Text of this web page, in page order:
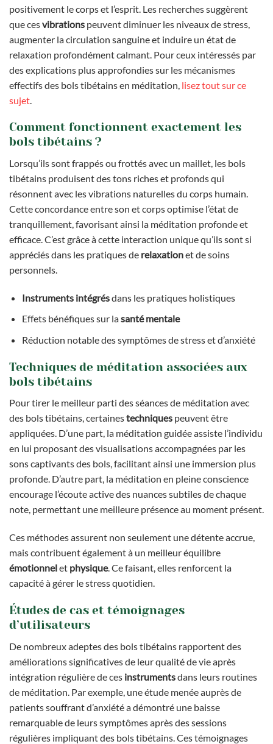
positivement le corps et l’esprit. Les recherches suggèrent
que cesvibrations peuvent diminuer les niveaux de stress,
augmenter la circulation sanguine et induire un état de
relaxation profondément calmant. Pour ceux intéressés par
des explications plus approfondies sur les mécanismes
effectifs des bols tibétains en méditation, lisez tout sur ce
sujet
Comment fonctionnent exactement les
bols tibétains ?
Lorsqu’ils sont frappés ou frottés avec un maillet, les bols
tibétains produisent des tons riches et profonds qui
résonnent avec les vibrations naturelles du corps humain.
Cette concordance entre son et corps optimise l’état de
tranquillement, favorisant ainsi la méditation profonde et
efficace. C’est grâce à cette interaction unique qu’ils sont si
appréciés dans les pratiques de relaxationet de soins
personnels.
Instruments intégrésdans les pratiques holistiques
Effets bénéfiques sur lasanté mentale
Réduction notable des symptômes de stress et d’anxiété
Techniques de méditation associées aux
bols tibétains
Pour tirer le meilleur parti des séances de méditation avec
des bols tibétains, certainestechniques peuvent être
appliquées. D’une part, la méditation guidée assiste l’individu
en lui proposant des visualisations accompagnées par les
sons captivants des bols, facilitant ainsi une immersion plus
profonde. D’autre part, la méditation en pleine conscience
encourage l’écoute active des nuances subtiles de chaque
note, permettant une meilleure présence au moment présent.
Ces méthodes assurent non seulement une détente accrue,
mais contribuent également à un meilleur équilibre
émotionnelet physique. Ce faisant, elles renforcent la
capacité à gérer le stress quotidien.
Études de cas et témoignages
d’utilisateurs
De nombreux adeptes des bols tibétains rapportent des
améliorations significatives de leur qualité de vie après
intégration régulière de ces instrumentsdans leurs routines
de méditation. Par exemple, une étude menée auprès de
patients souffrant d’anxiété a démontré une baisse
remarquable de leurs symptômes après des sessions
régulières impliquant des bols tibétains. Ces témoignages